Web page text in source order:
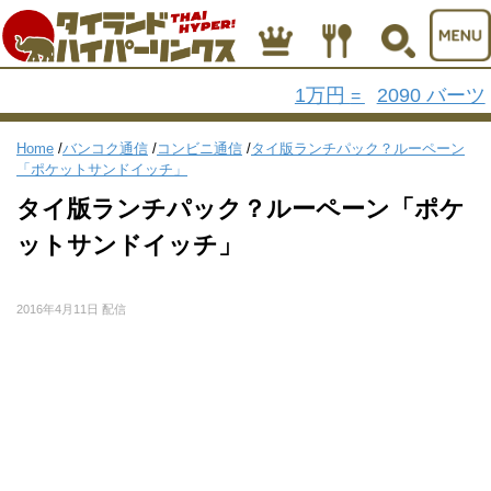
1万円 = 2090 バーツ
Home /バンコク通信 /コンビニ通信 /タイ版ランチパック？ルーペーン
「ポケットサンドイッチ」
タイ版ランチパック？ルーペーン「ポケ
ットサンドイッチ」
2016年4月11日 配信